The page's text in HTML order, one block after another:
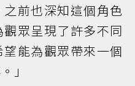
前也深知這個角色
眾呈現了許多不同
能為觀眾帶來一個
」